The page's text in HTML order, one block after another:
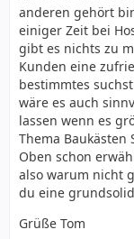
anderen gehört
einiger Zeit bei
gibt es nichts zu
Kunden eine
bestimmtes
wäre es auch
lassen wenn es
Thema Baukästen
Oben schon
also warum nicht
du eine
Grüße Tom